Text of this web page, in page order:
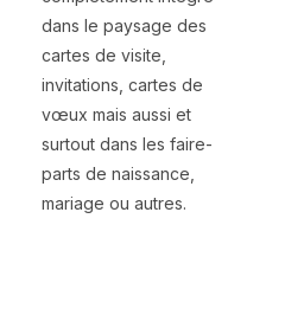
dans le paysage des
cartes de visite,
invitations, cartes de
vœux mais aussi et
surtout dans les faire-
parts de naissance,
mariage ou autres.